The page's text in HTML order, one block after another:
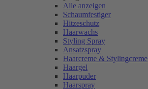
Alle anzeigen
Schaumfestiger
Hitzeschutz
Haarwachs
Styling Spray
Ansatzspray
Haarcreme & Stylingcreme
Haargel
Haarpuder
Haarspray